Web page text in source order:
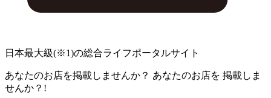
日本最大級(※1)の総合ライフポータルサイト
あなたのお店を掲載しませんか？ あなたのお店を 掲載しま
せんか？!